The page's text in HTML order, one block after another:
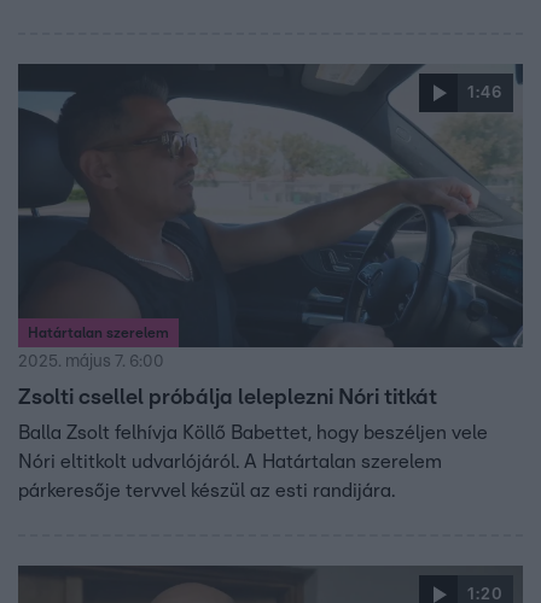
1:46
Határtalan szerelem
2025. május 7. 6:00
Zsolti csellel próbálja leleplezni Nóri titkát
Balla Zsolt felhívja Köllő Babettet, hogy beszéljen vele
Nóri eltitkolt udvarlójáról. A Határtalan szerelem
párkeresője tervvel készül az esti randijára.
1:20